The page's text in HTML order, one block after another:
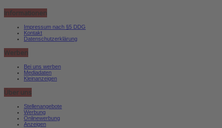
Informationen
Impressum nach §5 DDG
Kontakt
Datenschutzerklärung
Werben
Bei uns werben
Mediadaten
Kleinanzeigen
Über uns
Stellenangebote
Werbung
Onlinewerbung
Anzeigen